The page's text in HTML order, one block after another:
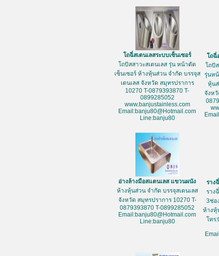
โถฉี่สเตนเลสระบบเซ็นเซอร์
โถปัสสาวะสเตนเลส รุ่น หน้าตัด
เซ็นเซอร์ ห้างหุ้นส่วน จำกัด บรรจุส
เตนเลส จังหวัด สมุทรปราการ
10270 T-0879393870 T-
0899285052
www.banjustainless.com
Email:banju80@Hotmail.com
Line:banju80
โถฉี่
โถปั
รุ่นห
หุ้น
จังห
อ่างล้างมือสแตนเลส แขวนผนัง
ห้างหุ้นส่วน จำกัด บรรจุสเตนเลส
จังหวัด สมุทรปราการ 10270 T-
0879393870 T-0899285052
Email:banju80@Hotmail.com
Line:banju80
ราง
ราง
3ช่อ
ห้างหุ้
โทร